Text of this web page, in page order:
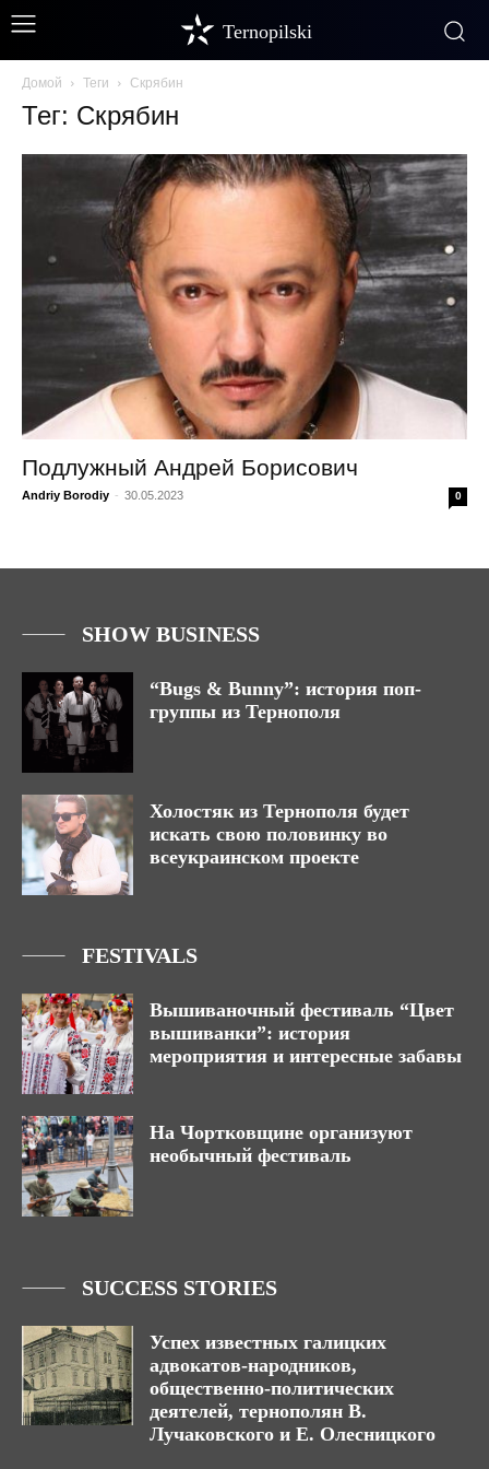
Ternopilski
Домой Теги Скрябин
Тег: Скрябин
Подлужный Андрей Борисович
Andriy Borodiy - 30.05.2023 0
SHOW BUSINESS
“Bugs & Bunny”: история поп-
группы из Тернополя
Холостяк из Тернополя будет
искать свою половинку во
всеукраинском проекте
FESTIVALS
Вышиваночный фестиваль “Цвет
вышиванки”: история
мероприятия и интересные забавы
На Чортковщине организуют
необычный фестиваль
SUCCESS STORIES
Успех известных галицких
адвокатов-народников,
общественно-политических
деятелей, тернополян В.
Лучаковского и Е. Олесницкого